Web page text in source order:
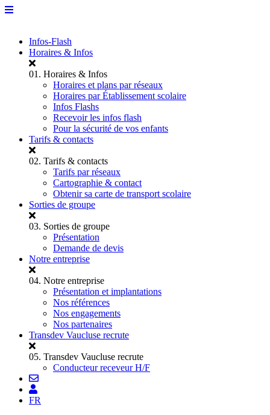
Infos-Flash
Horaires & Infos
01. Horaires & Infos
Horaires et plans par réseaux
Horaires par Établissement scolaire
Infos Flashs
Recevoir les infos flash
Pour la sécurité de vos enfants
Tarifs & contacts
02. Tarifs & contacts
Tarifs par réseaux
Cartographie & contact
Obtenir sa carte de transport scolaire
Sorties de groupe
03. Sorties de groupe
Présentation
Demande de devis
Notre entreprise
04. Notre entreprise
Présentation et implantations
Nos références
Nos engagements
Nos partenaires
Transdev Vaucluse recrute
05. Transdev Vaucluse recrute
Conducteur receveur H/F
FR